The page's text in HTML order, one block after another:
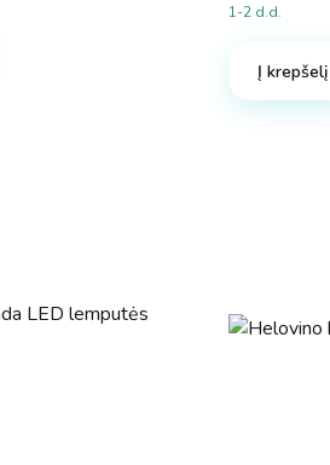
1-2 d.d.
Į krepšelį